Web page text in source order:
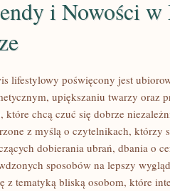
i Nowości w
lifestylowy poświęcony jest
upiększaniu twarzy oraz
które chcą czuć się dobrze
z myślą o czytelnikach, którzy
dobierania ubrań, dbania o
sposobów na lepszy
z tematyką bliską osobom, które